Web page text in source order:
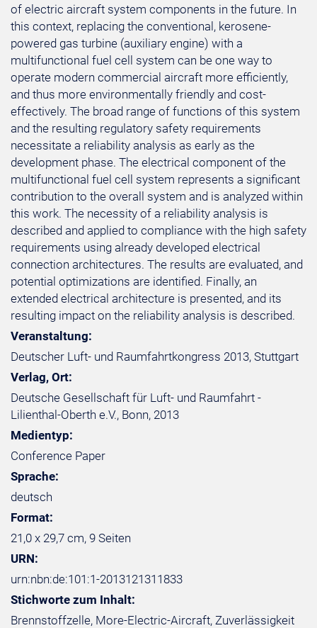
of electric aircraft system components in the future. In
this context, replacing the conventional, kerosene-
powered gas turbine (auxiliary engine) with a
multifunctional fuel cell system can be one way to
operate modern commercial aircraft more efficiently,
and thus more environmentally friendly and cost-
effectively. The broad range of functions of this system
and the resulting regulatory safety requirements
necessitate a reliability analysis as early as the
development phase. The electrical component of the
multifunctional fuel cell system represents a significant
contribution to the overall system and is analyzed within
this work. The necessity of a reliability analysis is
described and applied to compliance with the high safety
requirements using already developed electrical
connection architectures. The results are evaluated, and
potential optimizations are identified. Finally, an
extended electrical architecture is presented, and its
resulting impact on the reliability analysis is described.
Veranstaltung:
Deutscher Luft- und Raumfahrtkongress 2013, Stuttgart
Verlag, Ort:
Deutsche Gesellschaft für Luft- und Raumfahrt -
Lilienthal-Oberth e.V., Bonn, 2013
Medientyp:
Conference Paper
Sprache:
deutsch
Format:
21,0 x 29,7 cm, 9 Seiten
URN:
urn:nbn:de:101:1-2013121311833
Stichworte zum Inhalt:
Brennstoffzelle, More-Electric-Aircraft, Zuverlässigkeit